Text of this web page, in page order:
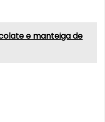
e manteiga de